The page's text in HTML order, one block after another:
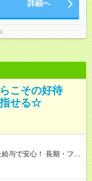
詳細へ
こその好待
指せる☆
だきたいと思っていま
安定した給与が入りま